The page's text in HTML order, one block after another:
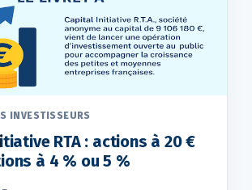
INVESTISSEURS
RTA : actions à 20 €
à 4 % ou 5 %